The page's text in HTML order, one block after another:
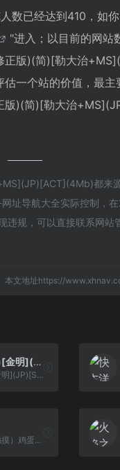
已经达到410，如
"进入；以目前的网站
正版)(简)[勒大治
一个站的价值，最
版)(简)[勒大治
都来
址导航大全实际控制，
违规，可以直接联系网站
本文地址https://
空中魂斗罗(简)[金明](JP)[STG](2Mb)
空中魂斗罗(简)[金明](JP)[STG](2Mb)
你需要点击（或触摸）鸡蛋来将它们保存在篮子中